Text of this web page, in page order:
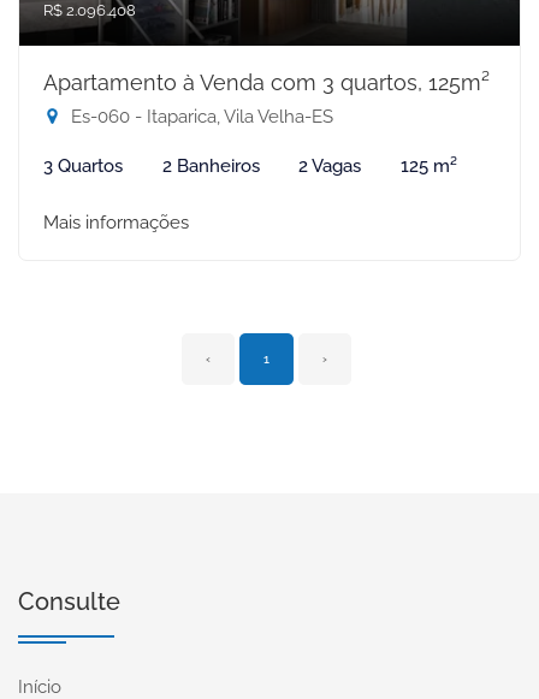
R$ 2.096.408
Apartamento à Venda com 3 quartos, 125m²
Es-060 - Itaparica, Vila Velha-ES
3 Quartos 2 Banheiros 2 Vagas 125 m²
Mais informações
‹ 1 ›
Consulte
Início